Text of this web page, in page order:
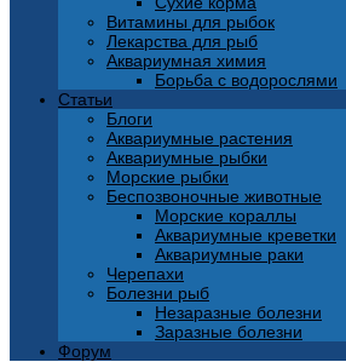
Витамины для рыбок
Лекарства для рыб
Аквариумная химия
Борьба с водорослями
Статьи
Блоги
Аквариумные растения
Аквариумные рыбки
Морские рыбки
Беспозвоночные животные
Морские кораллы
Аквариумные креветки
Аквариумные раки
Черепахи
Болезни рыб
Незаразные болезни
Заразные болезни
Форум